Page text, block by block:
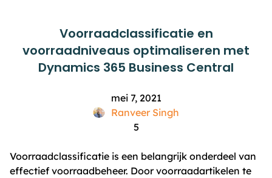
Voorraadclassificatie en
voorraadniveaus optimaliseren met
Dynamics 365 Business Central
mei 7, 2021
Ranveer Singh
5
Voorraadclassificatie is een belangrijk onderdeel van
effectief voorraadbeheer. Door voorraadartikelen te